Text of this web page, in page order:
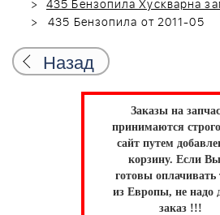
435 Бензопила Хускварна
435 Бензопила от 2011-05
Назад
Заказы на
принимаются
сайт путем
корзину. Если
готовы оплачивать
из Европы, не надо
заказ !!!